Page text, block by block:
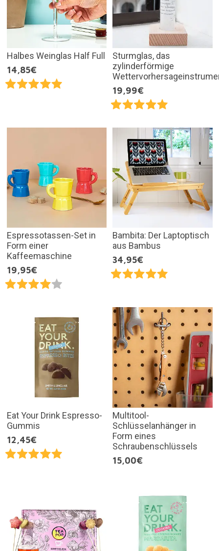
Halbes Weinglas Half Full
14,85€
Sturmglas, das
zylinderförmige
19,99€
Espressotassen-Set in
Form einer
Kaffeemaschine
19,95€
Bambita: Der Laptoptisch
aus Bambus
34,95€
Eat Your Drink Espresso-
Gummis
12,45€
Multitool-
Schlüsselanhänger in
Form eines
Schraubenschlüssels
15,00€